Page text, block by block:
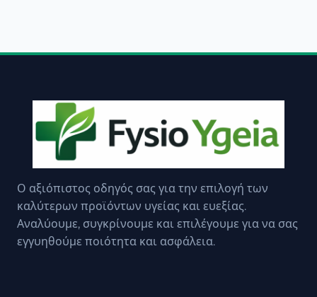
Ο αξιόπιστος οδηγός σας για την επιλογή των
καλύτερων προϊόντων υγείας και ευεξίας.
Αναλύουμε, συγκρίνουμε και επιλέγουμε για να σας
εγγυηθούμε ποιότητα και ασφάλεια.